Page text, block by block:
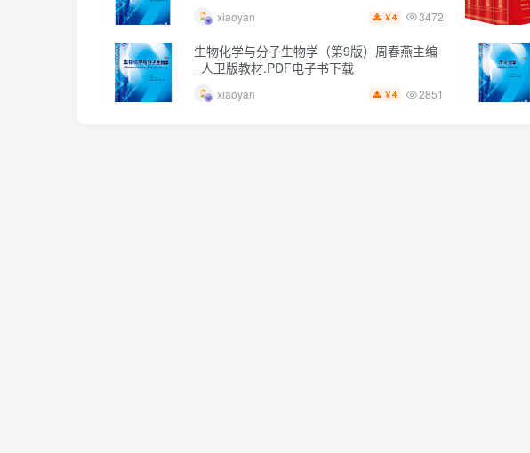
xiaoyan ￥4 3472
生物化学与分子生物学（第9版）周春燕主编
_人卫版教材.PDF电子书下载
xiaoyan ￥4 2851